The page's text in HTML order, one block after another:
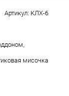
Артикул: КЛХ-6
мисочка